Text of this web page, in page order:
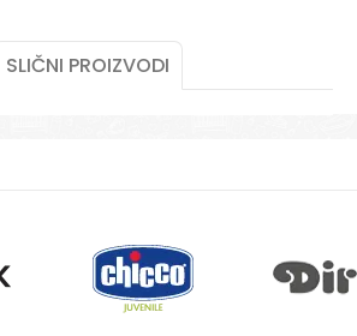
DVODELNI
SLIČNI PROIZVODI